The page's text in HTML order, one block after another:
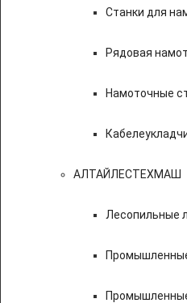
Станки для
Рядовая
Намоточные
АЛТАЙЛЕСТЕХМАШ
Лесопильные